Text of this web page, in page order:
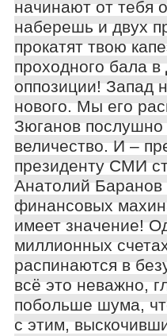
начинают от тебя
наберешь и двух
прокатят твою
проходного бала
оппозиции! Запад
нового. Мы его
Зюганов
величество. И –
президенту СМИ
Анатолий Баранов
финансовых
имеет значение!
миллионных
распинаются в
всё это неважно,
побольше шума,
с этим,